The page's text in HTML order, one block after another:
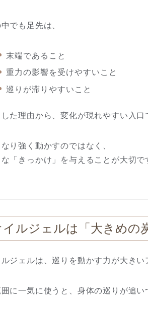
でも足先は、
末端であること
重力の影響を受けやすいこと
巡りが滞りやすいこと
した理由から、変化が現れやすい入口
り強く動かすのではなく、
「きっかけ」を与える ことが大切で
イルジェルは「大きめの
ジェルは、巡りを動かす力が大きい
囲に一気に使うと、身体の巡りが追